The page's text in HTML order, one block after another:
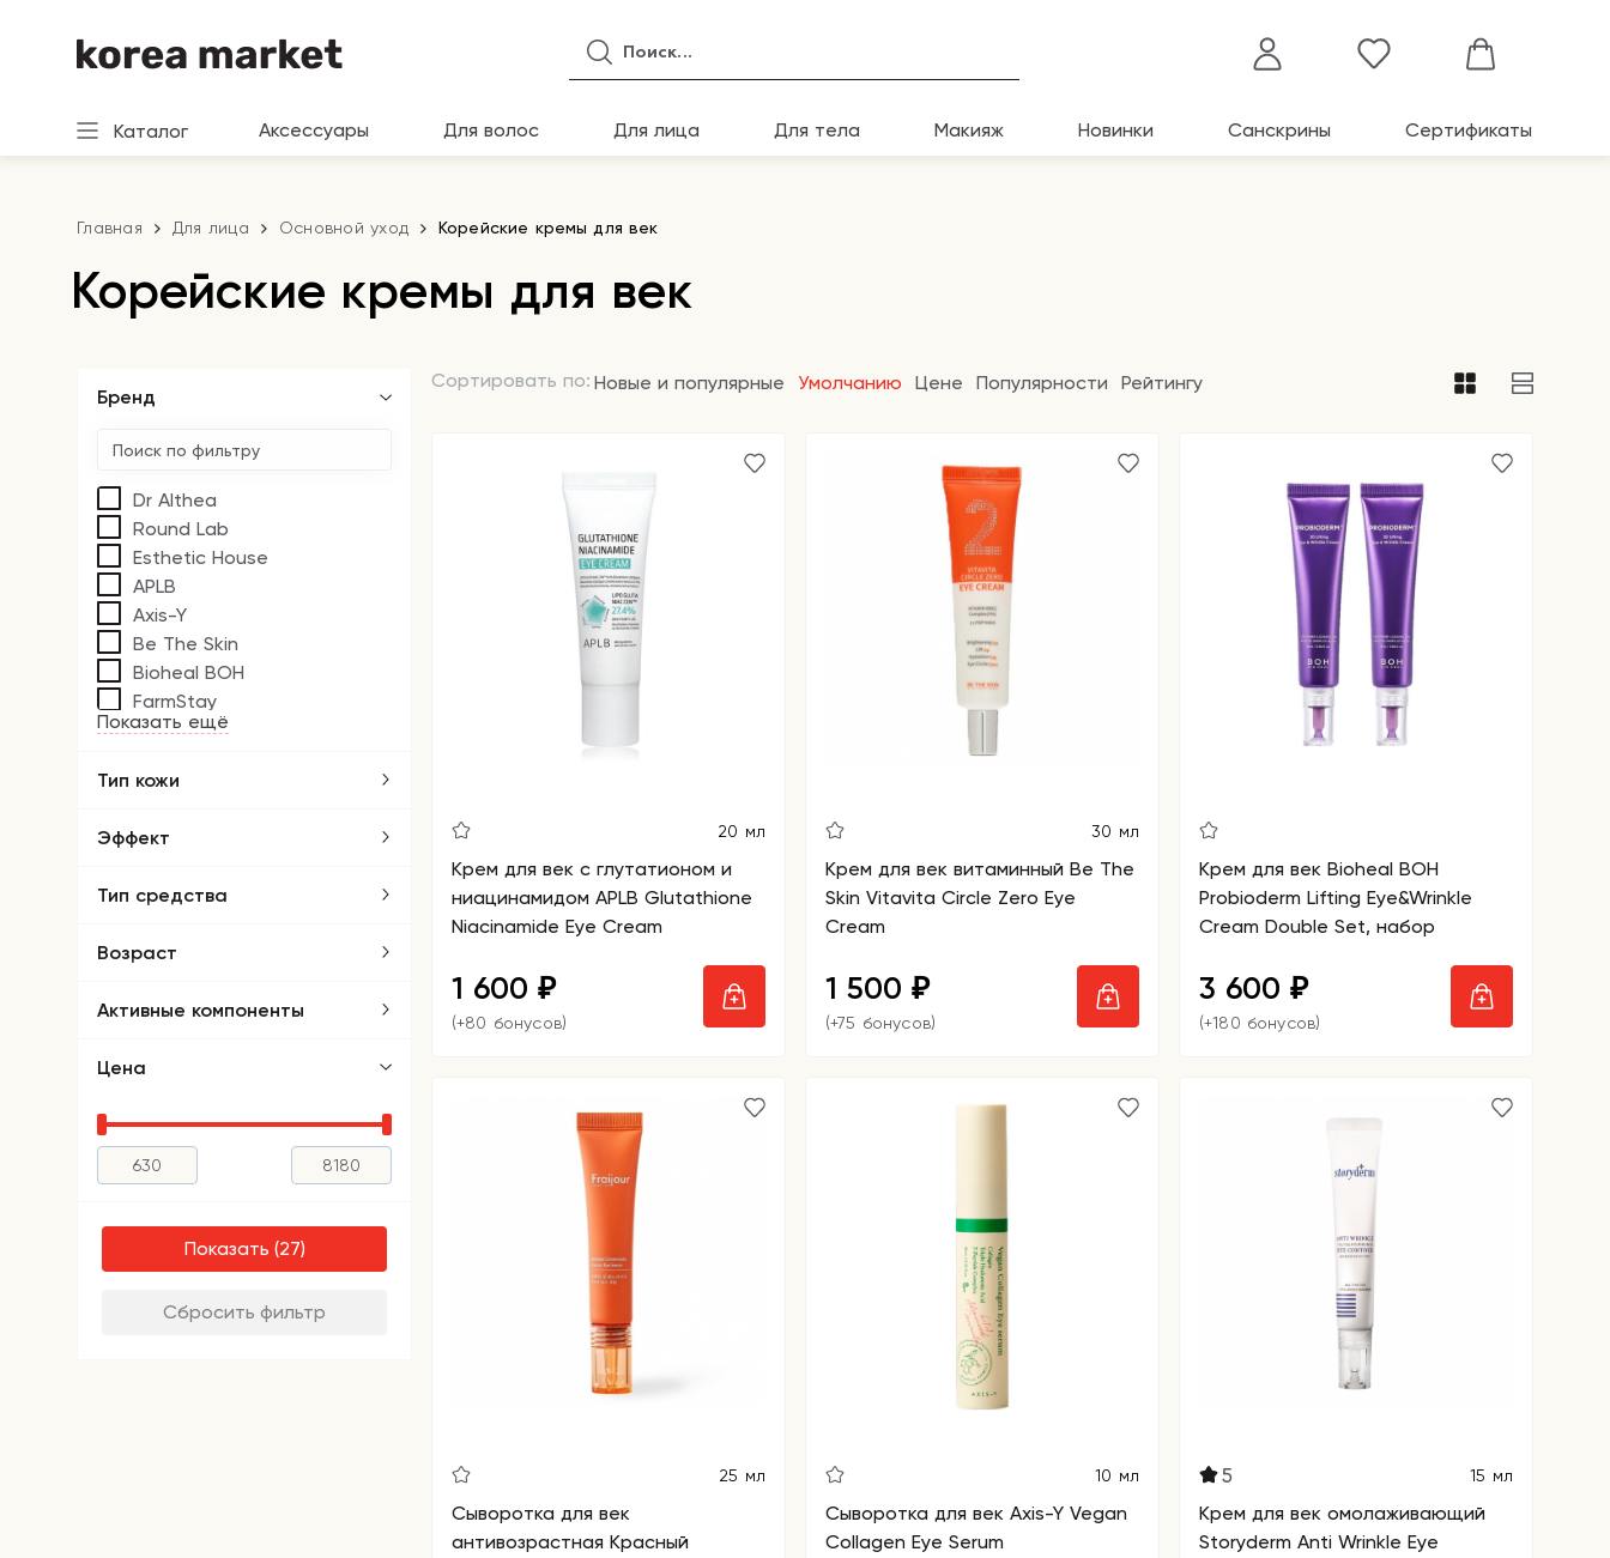
Каталог Аксессуары Для волос Для лица Для тела Макияж Новинки Санскрины Сертификаты
Главная Для лица Основной уход Корейские кремы для век
Корейские кремы для век
Сортировать по: Новые и популярные Умолчанию Цене Популярности Рейтингу
20 мл
Крем для век с глутатионом и
ниацинамидом APLB Glutathione
Niacinamide Eye Cream
1 600 ₽
(+80 бонусов)
30 мл
Крем для век витаминный Be The
Skin Vitavita Circle Zero Eye
Cream
1 500 ₽
(+75 бонусов)
Крем для век Bioheal BOH
Probioderm Lifting Eye&Wrinkle
Cream Double Set, набор
3 600 ₽
(+180 бонусов)
25 мл
Сыворотка для век
антивозрастная Красный
10 мл
Сыворотка для век Axis-Y Vegan
Collagen Eye Serum
5 15 мл
Крем для век омолаживающий
Storyderm Anti Wrinkle Eye
Бренд
Dr Althea
Round Lab
Esthetic House
APLB
Axis-Y
Be The Skin
Bioheal BOH
FarmStay
Показать ещё
Тип кожи
Эффект
Тип средства
Возраст
Активные компоненты
Цена
Показать
Сбросить фильтр